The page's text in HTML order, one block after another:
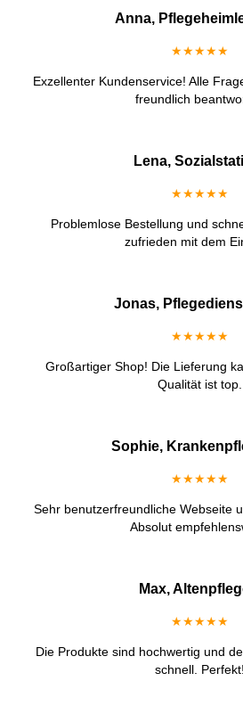
Anna,
★★★★★
Exzellenter Kundenservice! Alle
freundlich
Lena,
★★★★★
Problemlose Bestellung und
zufrieden mit dem
Jonas,
★★★★★
Großartiger Shop! Die Lieferung
Qualität ist top.
Sophie,
★★★★★
Sehr benutzerfreundliche Webseite
Absolut
Max,
★★★★★
Die Produkte sind hochwertig und
schnell. Perfekt!